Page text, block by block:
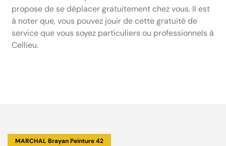
propose de se déplacer gratuitement chez vous. Il est
à noter que, vous pouvez jouir de cette gratuité de
service que vous soyez particuliers ou professionnels à
Cellieu.
MARCHAL Brayan Peinture 42